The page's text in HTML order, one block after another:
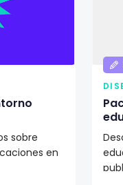
sobre
en